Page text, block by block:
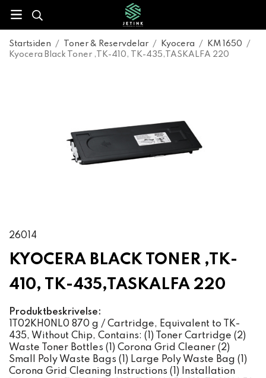
Startsiden / Toner & Reservdelar / Kyocera / KM 1650
/
Kyocera Black Toner ,TK-410, TK-435,TASKALFA 220
26014
KYOCERA BLACK TONER ,TK-
410, TK-435,TASKALFA 220
Produktbeskrivelse:
1T02KH0NL0 870 g / Cartridge, Equivalent to TK-
435, Without Chip, Contains: (1) Toner Cartridge (2)
Waste Toner Bottles (1) Corona Grid Cleaner (2)
Small Poly Waste Bags (1) Large Poly Waste Bag (1)
Corona Grid Cleaning Instructions (1) Installation